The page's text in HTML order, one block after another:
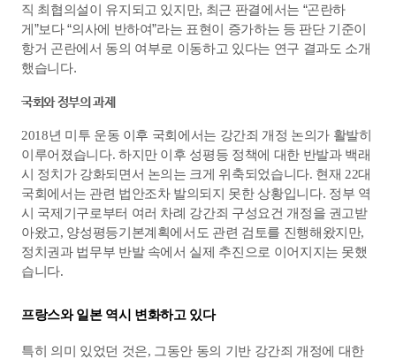
직 최협의설이 유지되고 있지만, 최근 판결에서는 “곤란하
게”보다 “의사에 반하여”라는 표현이 증가하는 등 판단 기준이
항거 곤란에서 동의 여부로 이동하고 있다는 연구 결과도 소개
했습니다.
국회와 정부의 과제
2018년 미투 운동 이후 국회에서는 강간죄 개정 논의가 활발히
이루어졌습니다. 하지만 이후 성평등 정책에 대한 반발과 백래
시 정치가 강화되면서 논의는 크게 위축되었습니다. 현재 22대
국회에서는 관련 법안조차 발의되지 못한 상황입니다. 정부 역
시 국제기구로부터 여러 차례 강간죄 구성요건 개정을 권고받
아왔고, 양성평등기본계획에서도 관련 검토를 진행해왔지만,
정치권과 법무부 반발 속에서 실제 추진으로 이어지지는 못했
습니다.
프랑스와 일본 역시 변화하고 있다
특히 의미 있었던 것은, 그동안 동의 기반 강간죄 개정에 대한